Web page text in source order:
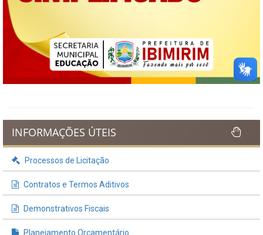
INFORMAÇÕES ÚTEIS
Processos de Licitação
Contratos e Termos Aditivos
Demonstrativos Fiscais
Planejamento Orçamentário